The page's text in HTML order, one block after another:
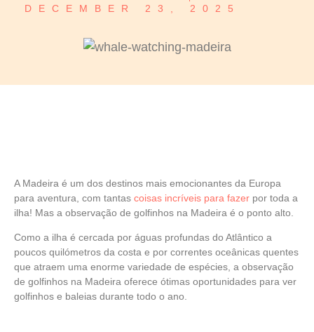
DECEMBER 23, 2025
A Madeira é um dos destinos mais emocionantes da Europa
para aventura, com tantas coisas incríveis para fazer por toda a
ilha! Mas a observação de golfinhos na Madeira é o ponto alto.
Como a ilha é cercada por águas profundas do Atlântico a
poucos quilómetros da costa e por correntes oceânicas quentes
que atraem uma enorme variedade de espécies, a observação
de golfinhos na Madeira oferece ótimas oportunidades para ver
golfinhos e baleias durante todo o ano.